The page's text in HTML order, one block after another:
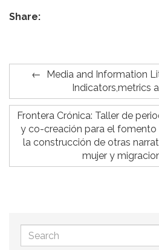
Share:
Media and Information
Indicators,metrics
Frontera Crónica: Taller de
y co-creación para el fomento
la construcción de otras
mujer y
Search